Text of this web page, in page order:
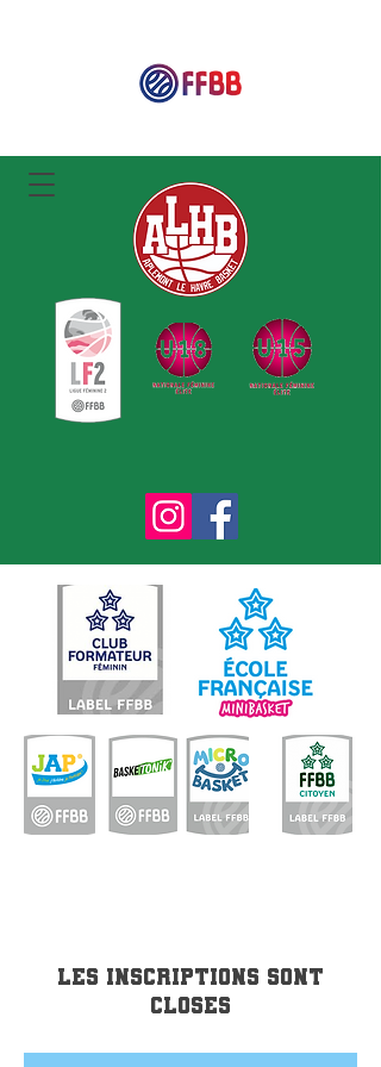
Les inscriptions sont
closes